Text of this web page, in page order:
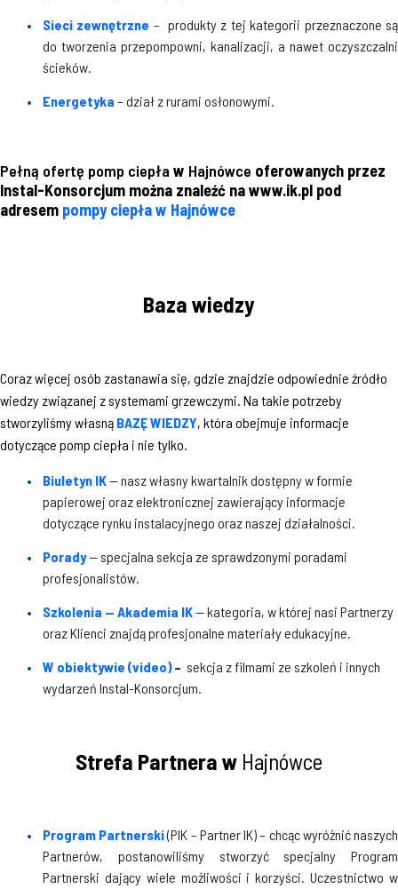
Sieci zewnętrzne – produkty z tej kategorii przeznaczone są
do tworzenia przepompowni, kanalizacji, a nawet oczyszczalni
ścieków.
Energetyka – dział z rurami osłonowymi.
Pełną ofertę pomp ciepław Hajnówce oferowanych przez
Instal-Konsorcjum można znaleźć na www.ik.pl pod
adresem pompy ciepła w Hajnówce
Baza wiedzy
Coraz więcej osób zastanawia się, gdzie znajdzie odpowiednie źródło
wiedzy związanej z systemami grzewczymi. Na takie potrzeby
stworzyliśmy własną BAZĘ WIEDZY, która obejmuje informacje
dotyczące pomp ciepła i nie tylko.
Biuletyn IK— nasz własny kwartalnik dostępny w formie
papierowej oraz elektronicznej zawierający informacje
dotyczące rynku instalacyjnego oraz naszej działalności.
Porady— specjalna sekcja ze sprawdzonymi poradami
profesjonalistów.
Szkolenia — Akademia IK— kategoria, w której nasi Partnerzy
oraz Klienci znajdą profesjonalne materiały edukacyjne.
W obiektywie (video) – sekcja z filmami ze szkoleń i innych
wydarzeń Instal-Konsorcjum.
Strefa Partnera w Hajnówce
Program Partnerski(PIK – Partner IK) – chcąc wyróżnić naszych
Partnerów, postanowiliśmy stworzyć specjalny Program
Partnerski dający wiele możliwości i korzyści. Uczestnictwo w